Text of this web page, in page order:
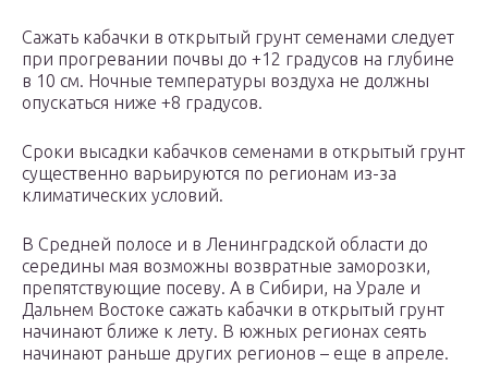
Сажать кабачки в открытый грунт семенами следует
при прогревании почвы до +12 градусов на глубине
в 10 см. Ночные температуры воздуха не должны
опускаться ниже +8 градусов.
Сроки высадки кабачков семенами в открытый грунт
существенно варьируются по регионам из-за
климатических условий.
В Средней полосе и в Ленинградской области до
середины мая возможны возвратные заморозки,
препятствующие посеву. А в Сибири, на Урале и
Дальнем Востоке сажать кабачки в открытый грунт
начинают ближе к лету. В южных регионах сеять
начинают раньше других регионов – еще в апреле.